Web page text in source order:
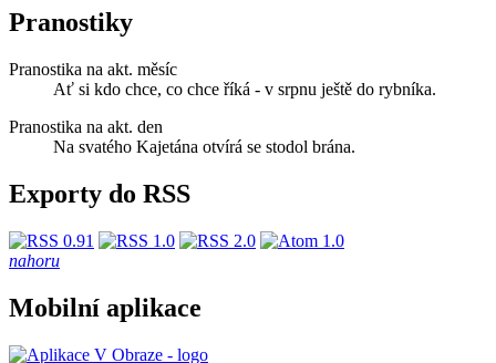
Pranostiky
Pranostika na akt. měsíc
Ať si kdo chce, co chce říká - v srpnu ještě do rybníka.
Pranostika na akt. den
Na svatého Kajetána otvírá se stodol brána.
Exporty do RSS
nahoru
Mobilní aplikace